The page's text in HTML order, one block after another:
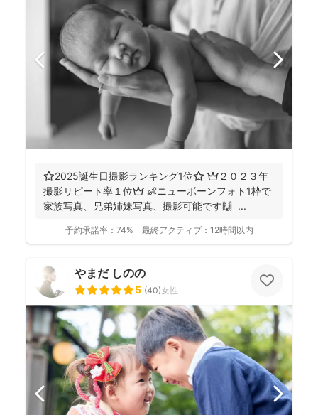
⭐️2025誕生日撮影ランキング1位⭐️ 👑２０２３年
撮影リピート率１位👑 👶ニューボーンフォト1枠で
家族写真、兄弟姉妹写真、撮影可能です🙌 ...
予約承諾率： 74% 最終アクティブ： 12時間以内
やまだ しのの
5 (40)女性